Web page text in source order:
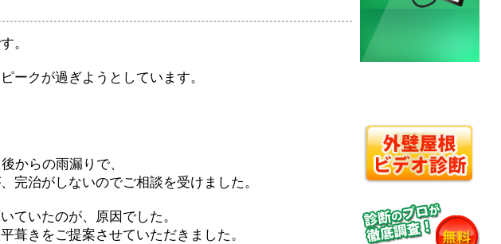
。
ークが過ぎようとしています。
からの雨漏りで、
完治がしないのでご相談を受けました。
ていたのが、原因でした。
葺きをご提案させていただきました。